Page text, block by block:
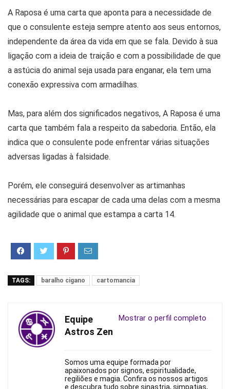
A Raposa é uma carta que aponta para a necessidade de
que o consulente esteja sempre atento aos seus entornos,
independente da área da vida em que se fala. Devido à sua
ligação com a ideia de traição e com a possibilidade de que
a astúcia do animal seja usada para enganar, ela tem uma
conexão expressiva com armadilhas.
Mas, para além dos significados negativos, A Raposa é uma
carta que também fala a respeito da sabedoria. Então, ela
indica que o consulente pode enfrentar várias situações
adversas ligadas à falsidade.
Porém, ele conseguirá desenvolver as artimanhas
necessárias para escapar de cada uma delas com a mesma
agilidade que o animal que estampa a carta 14.
TAGS: baralho cigano cartomancia
Mostrar o perfil completo
Equipe
Astros Zen
Somos uma equipe formada por
apaixonados por signos, espiritualidade,
regiliões e magia. Confira os nossos artigos
e descubra tudo sobre sinastria, simpatias,